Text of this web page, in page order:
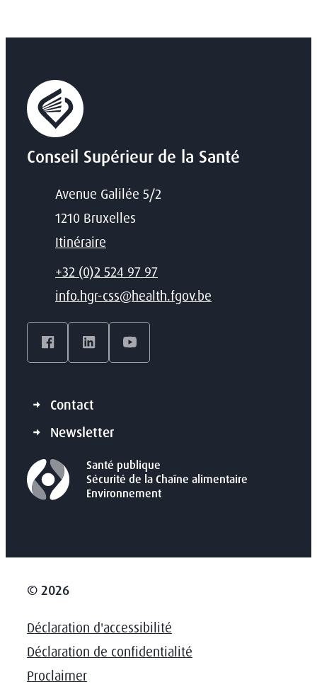
Conseil Supérieur de la Santé
AdresseAvenue Galilée 5/2
,1210 Bruxelles
Itinéraire
+32 (0)2 524 97 97
E-mailinfo.hgr-css@health.fgov.be
FacebookLinkedInYouTube
Contact
Newsletter
Santé publique
Sécurité de la Chaîne alimentaire
Environnement
© 2026
Déclaration d'accessibilité
Déclaration de confidentialité
Proclaimer